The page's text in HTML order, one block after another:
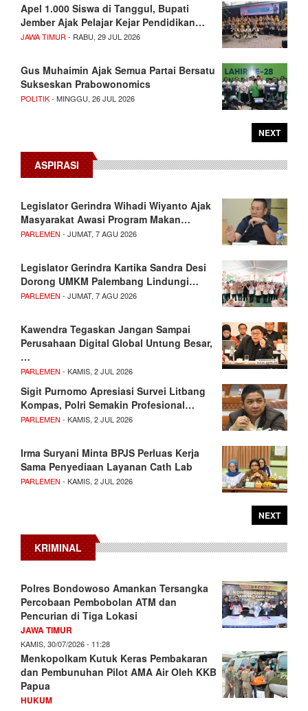
Apel 1.000 Siswa di Tanggul, Bupati
Jember Ajak Pelajar Kejar Pendidikan…
JAWA TIMUR - RABU, 29 JUL 2026
Gus Muhaimin Ajak Semua Partai Bersatu
Sukseskan Prabowonomics
POLITIK- MINGGU, 26 JUL 2026
NEXT
ASPIRASI
Legislator Gerindra Wihadi Wiyanto Ajak
Masyarakat Awasi Program Makan…
PARLEMEN - JUMAT, 7 AGU 2026
Legislator Gerindra Kartika Sandra Desi
Dorong UMKM Palembang Lindungi…
PARLEMEN - JUMAT, 7 AGU 2026
Kawendra Tegaskan Jangan Sampai
Perusahaan Digital Global Untung Besar,
…
PARLEMEN - KAMIS, 2 JUL 2026
Sigit Purnomo Apresiasi Survei Litbang
Kompas, Polri Semakin Profesional…
PARLEMEN - KAMIS, 2 JUL 2026
Irma Suryani Minta BPJS Perluas Kerja
Sama Penyediaan Layanan Cath Lab
PARLEMEN - KAMIS, 2 JUL 2026
NEXT
KRIMINAL
Polres Bondowoso Amankan Tersangka
Percobaan Pembobolan ATM dan
Pencurian di Tiga Lokasi
JAWA TIMUR
KAMIS, 30/07/2026 - 11:28
Menkopolkam Kutuk Keras Pembakaran
dan Pembunuhan Pilot AMA Air Oleh KKB
Papua
HUKUM